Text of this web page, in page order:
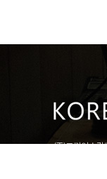
(주)코리아스칼